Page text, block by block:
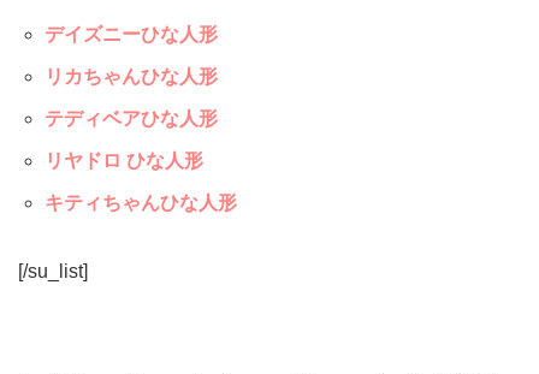
デイズニーひな人形
リカちゃんひな人形
テディベアひな人形
リヤドロ ひな人形
キティちゃんひな人形
[/su_list]